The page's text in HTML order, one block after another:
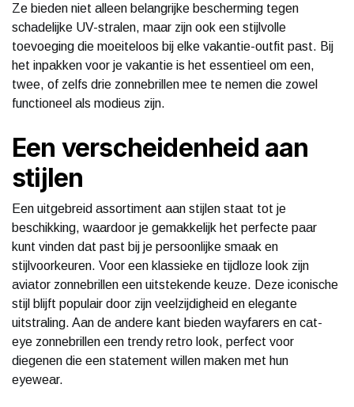
Ze bieden niet alleen belangrijke bescherming tegen
schadelijke UV-stralen, maar zijn ook een stijlvolle
toevoeging die moeiteloos bij elke vakantie-outfit past. Bij
het inpakken voor je vakantie is het essentieel om een,
twee, of zelfs drie zonnebrillen mee te nemen die zowel
functioneel als modieus zijn.
Een verscheidenheid aan
stijlen
Een uitgebreid assortiment aan stijlen staat tot je
beschikking, waardoor je gemakkelijk het perfecte paar
kunt vinden dat past bij je persoonlijke smaak en
stijlvoorkeuren. Voor een klassieke en tijdloze look zijn
aviator zonnebrillen een uitstekende keuze. Deze iconische
stijl blijft populair door zijn veelzijdigheid en elegante
uitstraling. Aan de andere kant bieden wayfarers en cat-
eye zonnebrillen een trendy retro look, perfect voor
diegenen die een statement willen maken met hun
eyewear.